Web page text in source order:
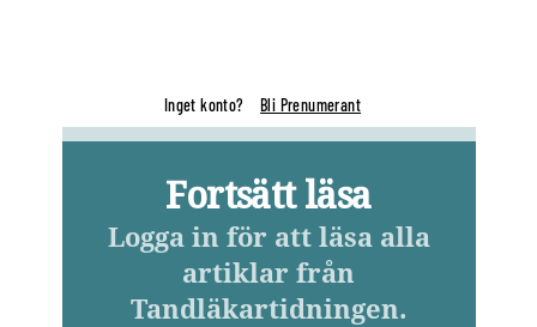
Inget konto? Bli Prenumerant
Fortsätt läsa
Logga in för att läsa alla
artiklar från
Tandläkartidningen.